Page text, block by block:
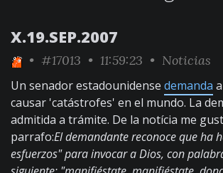
X.19.SEP.2007
• #17013 • 11:59:23 • Noticias
Un senador estadounidense demanda
causar 'catástrofes' en el mundo. La
admitida a trámite. De la notícia me
parrafo:El demandante reconoce que ha
esfuerzos" para invocar a Dios, con